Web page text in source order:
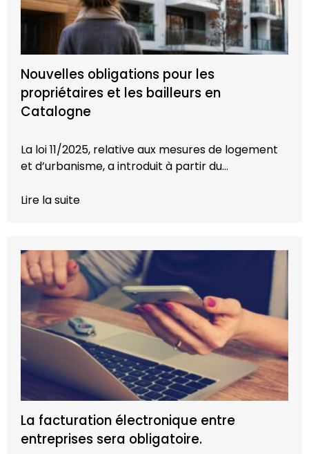
Nouvelles obligations pour les
propriétaires et les bailleurs en
Catalogne
La loi 11/2025, relative aux mesures de logement
et d’urbanisme, a introduit à partir du…
Lire la suite
La facturation électronique entre
entreprises sera obligatoire.